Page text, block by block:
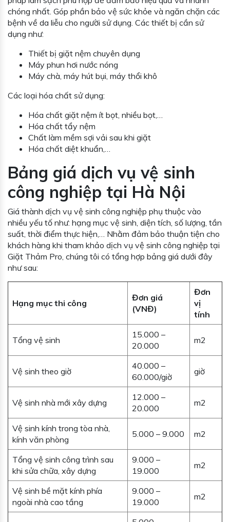
chóng nhất. Góp phần bảo vệ sức khỏe và ngăn chặn các
bệnh về da liễu cho người sử dụng. Các thiết bị cần sử
dụng như:
Thiết bị giặt nệm chuyên dụng
Máy phun hơi nước nóng
Máy chà, máy hút bụi, máy thổi khô
Các loại hóa chất sử dụng:
Hóa chất giặt nệm ít bọt, nhiều bọt,…
Hóa chất tẩy nệm
Chất làm mềm sợi vải sau khi giặt
Hóa chất diệt khuẩn,…
Bảng giá dịch vụ vệ sinh
công nghiệp tại Hà Nội
Giá thành dịch vụ vệ sinh công nghiệp phụ thuộc vào
nhiều yếu tố như: hạng mục vệ sinh, diện tích, số lượng, tần
suất, thời điểm thực hiện,… Nhằm đảm bảo thuận tiện cho
khách hàng khi tham khảo dịch vụ vệ sinh công nghiệp tại
Giặt Thảm Pro, chúng tôi có tổng hợp bảng giá dưới đây
như sau:
Hạng mục thi công
Đơn giá
(VNĐ)
Đơn
vị
tính
Tổng vệ sinh
15.000 –
20.000
m2
Vệ sinh theo giờ
40.000 –
60.000/giờ
giờ
Vệ sinh nhà mới xây dựng
12.000 –
20.000
m2
Vệ sinh kính trong tòa nhà,
kính văn phòng
5.000 – 9.000 m2
Tổng vệ sinh công trình sau
khi sửa chữa, xây dựng
9.000 –
19.000
m2
Vệ sinh bề mặt kính phía
ngoài nhà cao tầng
9.000 –
19.000
m2